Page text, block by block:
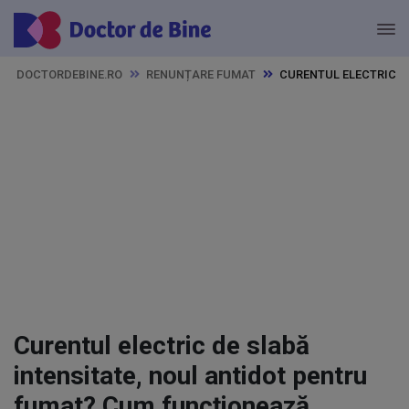
DOCTORDEBINE.RO RENUNȚARE FUMAT CURENTUL ELECTRIC
Curentul electric de slabă
intensitate, noul antidot pentru